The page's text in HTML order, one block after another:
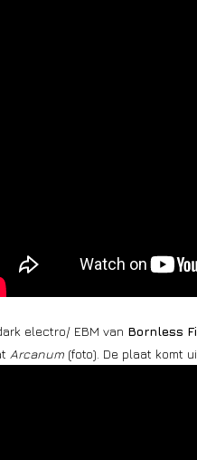
electro/ EBM van Bornless
Arcanum (foto). De plaat komt